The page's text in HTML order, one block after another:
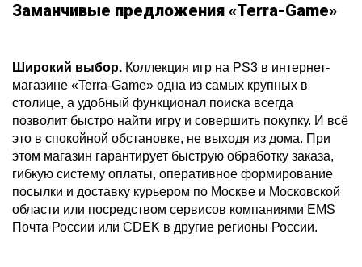
Заманчивые предложения «Terra-Game»
Широкий выбор. Коллекция игр на PS3 в интернет-
магазине «Terra-Game» одна из самых крупных в
столице, а удобный функционал поиска всегда
позволит быстро найти игру и совершить покупку. И всё
это в спокойной обстановке, не выходя из дома. При
этом магазин гарантирует быструю обработку заказа,
гибкую систему оплаты, оперативное формирование
посылки и доставку курьером по Москве и Московской
области или посредством сервисов компаниями EMS
Почта России или CDEK в другие регионы России.